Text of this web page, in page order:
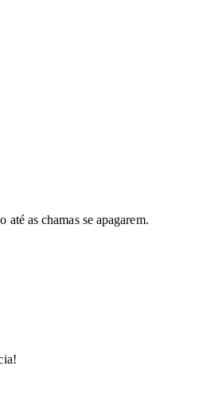
as chamas se apagarem.